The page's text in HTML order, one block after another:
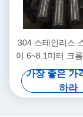
304 스테인리스
이 6~8.1미터 크롬
대기계
가장 좋은 가
하라